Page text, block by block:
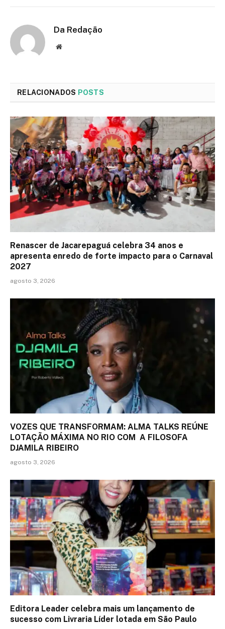
Da Redação
Site
RELACIONADOS POSTS
Renascer de Jacarepaguá celebra 34 anos e
apresenta enredo de forte impacto para o Carnaval
2027
agosto 3, 2026
VOZES QUE TRANSFORMAM: ALMA TALKS REÚNE
LOTAÇÃO MÁXIMA NO RIO COM A FILOSOFA
DJAMILA RIBEIRO
agosto 3, 2026
Editora Leader celebra mais um lançamento de
sucesso com Livraria Líder lotada em São Paulo